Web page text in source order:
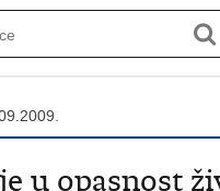
u opasnost